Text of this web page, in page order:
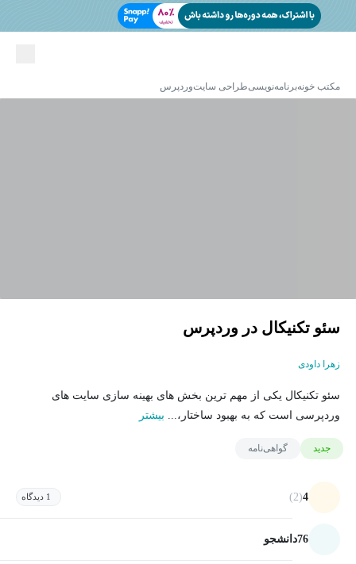
مکتب خونهبرنامه‌نویسیطراحی سایتوردپرس
سئو تکنیکال در وردپرس
زهرا داودی
سئو تکنیکال یکی از مهم ترین بخش های بهینه سازی سایت های
وردپرسی است که به بهبود ساختار،... بیشتر
جدید گواهی‌نامه
4
(2) 1 دیدگاه
76دانشجو